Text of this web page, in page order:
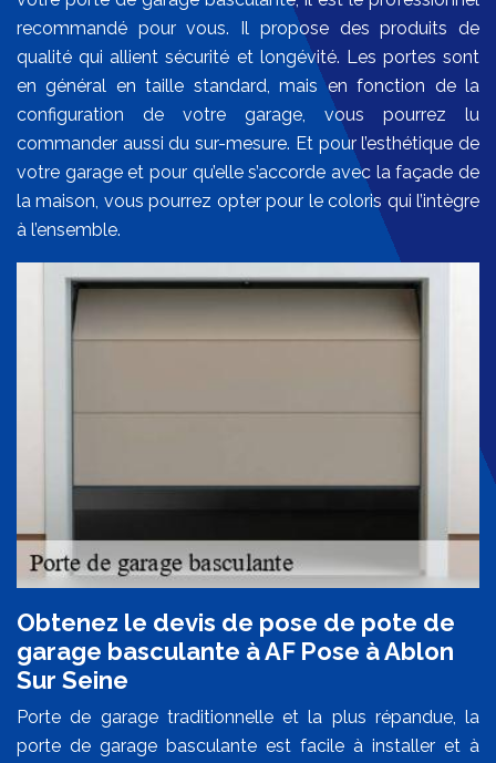
recommandé pour vous. Il propose des produits de
qualité qui allient sécurité et longévité. Les portes sont
en général en taille standard, mais en fonction de la
configuration de votre garage, vous pourrez lu
commander aussi du sur-mesure. Et pour l’esthétique de
votre garage et pour qu’elle s’accorde avec la façade de
la maison, vous pourrez opter pour le coloris qui l’intègre
à l’ensemble.
Obtenez le devis de pose de pote de
garage basculante à AF Pose à Ablon
Sur Seine
Porte de garage traditionnelle et la plus répandue, la
porte de garage basculante est facile à installer et à